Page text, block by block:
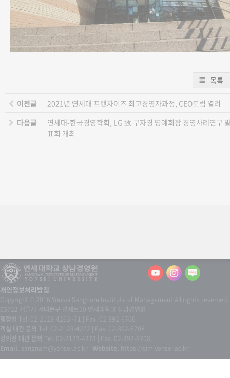
목록
이전글
2021년 연세대 프랜차이즈 최고경영자과정, CEO포럼 열려
다음글
연세대-한국경영학회, LG 故 구자경 명예회장 경영사례연구
표회 개최
개인정보처리방침
Copyright © 2016 Yonsei Sangnam Institute of Management.All rights reserved.
03722 서울시 서대문구 연세로50 연세대학교 상남경영원
행정실 Tel. 02-2123-4263~71 | Fax. 02-392-6706
객실 대관 문의 Tel. 02-2123-4272 | Fax. 02-392-6708
강의장 대관 문의 Tel. 02-2123-4273 | Fax. 02-392-6708
Email. sangnam@yonsei.ac.kr Website. https://sim.yonsei.ac.kr